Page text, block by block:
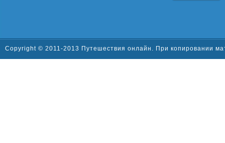
Copyright © 2011-2013 Путешествия онлайн. При копировании